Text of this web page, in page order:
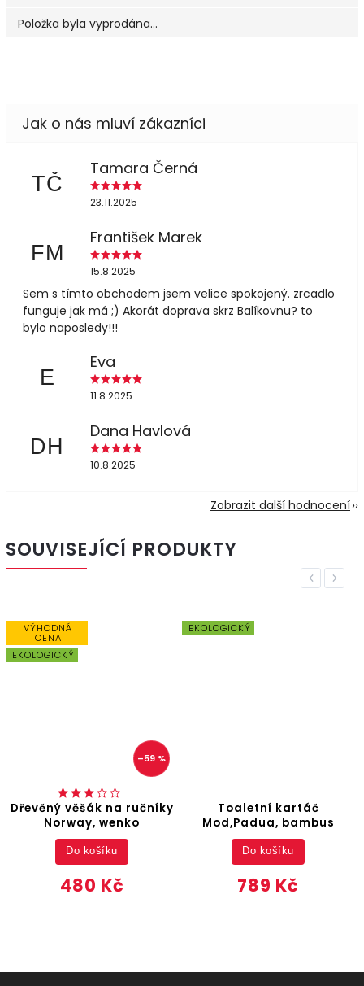
Položka byla vyprodána…
TČ
Tamara Černá
23.11.2025
FM
František Marek
15.8.2025
Sem s tímto obchodem jsem velice spokojený. zrcadlo
funguje jak má ;) Akorát doprava skrz Balíkovnu? to
bylo naposledy!!!
E
Eva
11.8.2025
DH
Dana Havlová
10.8.2025
Zobrazit další hodnocení
SOUVISEJÍCÍ PRODUKTY
Previous
VÝHODNÁ
CENA
EKOLOGICKÝ
–59 %
Dřevěný věšák na ručníky
Norway, wenko
480 Kč
Do košíku
EKOLOGICKÝ
Toaletní kartáč
Mod,Padua, bambus
789 Kč
Do košíku
Next